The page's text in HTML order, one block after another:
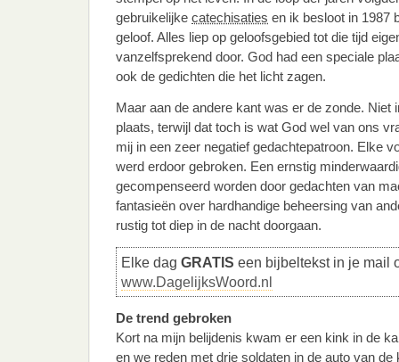
gebruikelijke catechisaties en ik besloot in 1987
geloof. Alles liep op geloofsgebied tot die tijd
vanzelfsprekend door. God had een speciale
ook de gedichten die het licht zagen.
Maar aan de andere kant was er de zonde. Niet
plaats, terwijl dat toch is wat God wel van ons
mij in een zeer negatief gedachtepatroon. Elke
werd erdoor gebroken. Een ernstig
gecompenseerd worden door gedachten van
fantasieën over hardhandige beheersing van
rustig tot diep in de nacht doorgaan.
Elke dag GRATIS een bijbeltekst in je mail
www.DagelijksWoord.nl
De trend gebroken
Kort na mijn belijdenis kwam er een kink in de
en we reden met drie soldaten in de auto van